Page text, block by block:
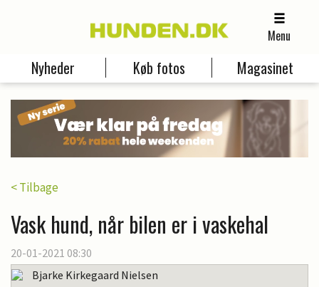
Menu
Nyheder Køb fotos Magasinet
< Tilbage
Vask hund, når bilen er i vaskehal
20-01-2021 08:30
Bjarke Kirkegaard Nielsen